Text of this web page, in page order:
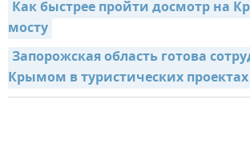
Как быстрее пройти досмотр на
мосту
Запорожская область готова
Крымом в туристических проектах